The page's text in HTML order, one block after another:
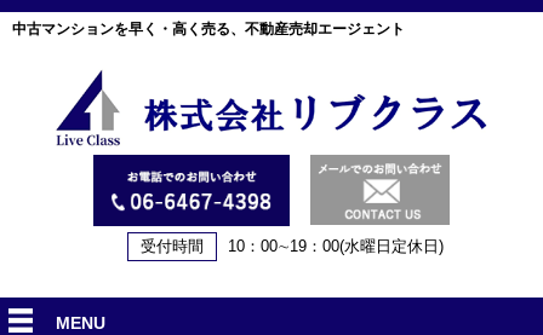
中古マンションを早く・高く売る、不動産売却エージェント
受付時間 10：00∼19：00(水曜日定休日)
MENU